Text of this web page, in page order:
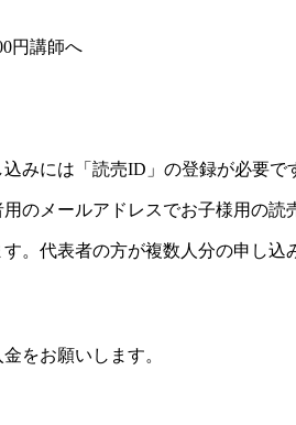
円講師へ
みには「読売ID」の登録が必要で
のメールアドレスでお子様用の読
代表者の方が複数人分の申し
をお願いします。